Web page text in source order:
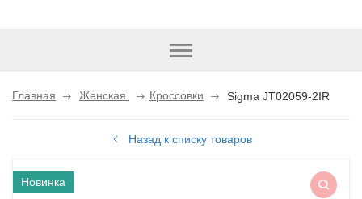
Открыть
Главная Женская Кроссовки Sigma JT02059-2IR
Назад к списку товаров